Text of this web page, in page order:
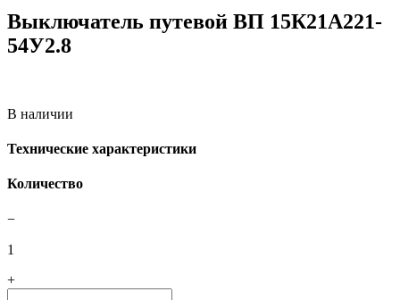
Выключатель путевой ВП 15К21А221-
54У2.8
В наличии
Технические характеристики
Количество
−
1
+